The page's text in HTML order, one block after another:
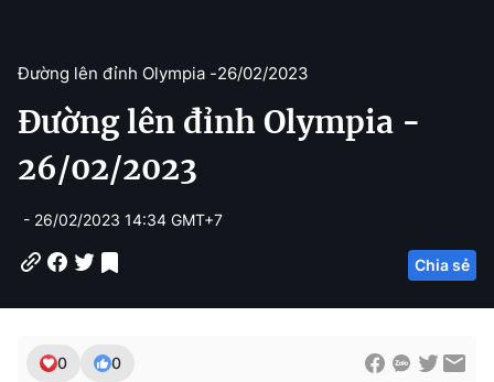
Đường lên đỉnh Olympia -26/02/2023
Đường lên đỉnh Olympia -
26/02/2023
- 26/02/2023 14:34 GMT+7
Chia sẻ
0 0